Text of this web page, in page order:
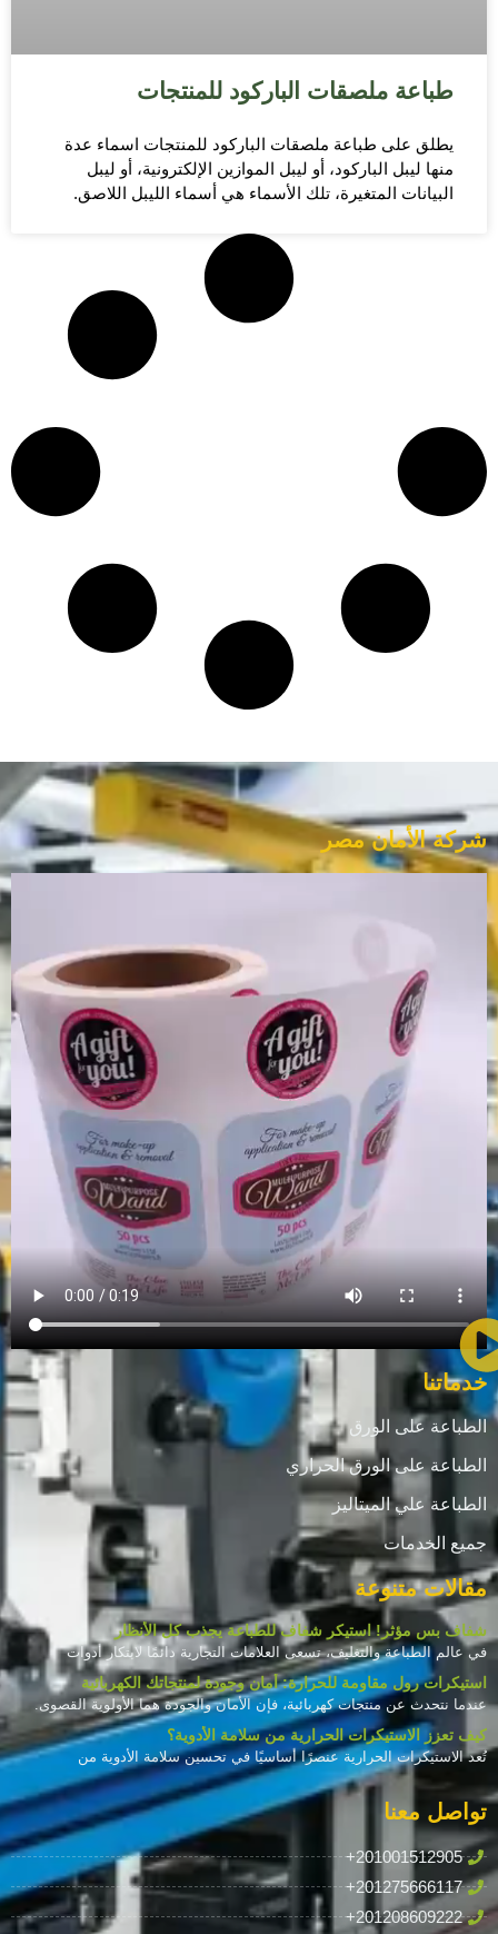
طباعة ملصقات الباركود للمنتجات
يطلق على طباعة ملصقات الباركود للمنتجات اسماء عدة
منها ليبل الباركود، أو ليبل الموازين الإلكترونية، أو ليبل
البيانات المتغيرة، تلك الأسماء هي أسماء الليبل اللاصق.
شركة الأمان مصر
خدماتنا
الطباعة على الورق
الطباعة على الورق الحراري
الطباعة علي الميتاليز
جميع الخدمات
مقالات متنوعة
شفاف بس مؤثر! استيكر شفاف للطباعة يجذب كل الأنظار
في عالم الطباعة والتغليف، تسعى العلامات التجارية دائمًا لابتكار أدوات
استيكرات رول مقاومة للحرارة: أمان وجودة لمنتجاتك الكهربائية
عندما نتحدث عن منتجات كهربائية، فإن الأمان والجودة هما الأولوية القصوى.
كيف تعزز الاستيكرات الحرارية من سلامة الأدوية؟
تُعد الاستيكرات الحرارية عنصرًا أساسيًا في تحسين سلامة الأدوية من
تواصل معنا
+201001512905
+201275666117
+201208609222